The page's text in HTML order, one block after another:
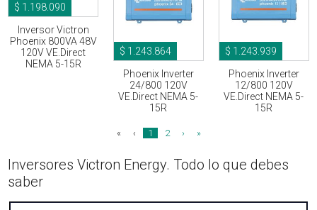
$ 1.198.090
Inversor Victron
Phoenix 800VA 48V
120V VE.Direct
NEMA 5-15R
$ 1.243.864
Phoenix Inverter
24/800 120V
VE.Direct NEMA 5-
15R
$ 1.243.939
Phoenix Inverter
12/800 120V
VE.Direct NEMA 5-
15R
« ‹ 1 2 › »
Inversores Victron Energy. Todo lo que debes
saber